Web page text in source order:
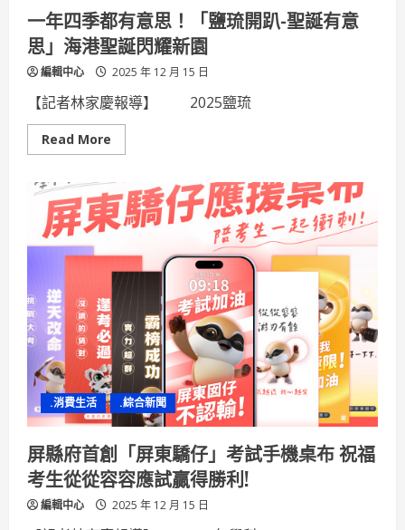
認
股
展
現
永
續
型
決
心
一年四季都有意思！「鹽琉開趴-聖誕有意
思」海港聖誕閃耀新園
編輯中心 2025 年 12 月 15 日
【記者林家慶報導】 2025鹽琉
Read More
more
年
四
季
都
意
「鹽
琉
開
趴-
聖
誕
有
意
思」
海
港
聖
誕
閃
耀
新
園
.消費生活 .綜合新聞
屏縣府首創「屏東驕仔」考試手機桌布 祝福
考生從從容容應試贏得勝利!
編輯中心 2025 年 12 月 15 日